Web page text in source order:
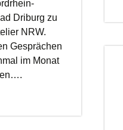
Driburg zu
NRW.
Gesprächen
im Monat